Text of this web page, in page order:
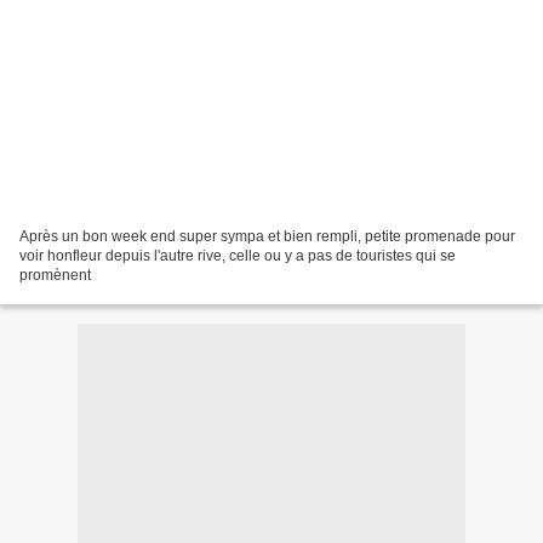
Après un bon week end super sympa et bien rempli, petite promenade pour
voir honfleur depuis l'autre rive, celle ou y a pas de touristes qui se
promènent